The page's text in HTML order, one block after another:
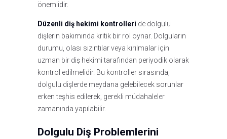
önemlidir.
Düzenli diş hekimi kontrolleri de dolgulu
dişlerin bakımında kritik bir rol oynar. Dolguların
durumu, olası sızıntılar veya kırılmalar için
uzman bir diş hekimi tarafından periyodik olarak
kontrol edilmelidir. Bu kontroller sırasında,
dolgulu dişlerde meydana gelebilecek sorunlar
erken teşhis edilerek, gerekli müdahaleler
zamanında yapılabilir.
Dolgulu Diş Problemlerini